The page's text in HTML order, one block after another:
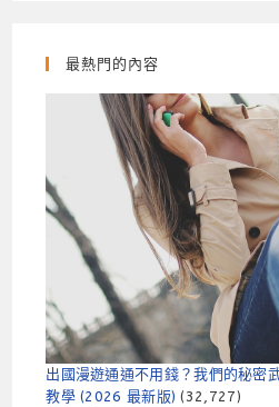
最熱門的內容
出國漫遊通通不用錢？我們的秘
教學 (2026 最新版) (32,727)